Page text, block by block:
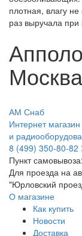
плотная, влагу
раз выручала при
Москва
АМ Снаб
Интернет
и
8 (499) 350-80-82
Пункт самовывоза:
Для проезда на
"Юрловский
О магазине
Как купить
Новости
Доставка